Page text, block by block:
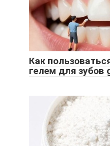
Как
гелем для зубов